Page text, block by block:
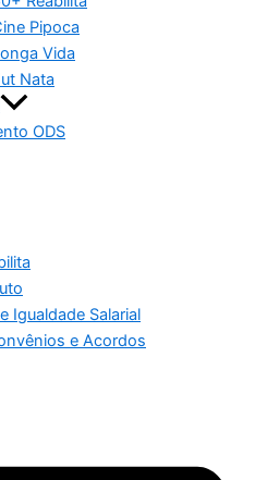
Pipoca
Vida
Nata
ODS
Igualdade Salarial
e Acordos